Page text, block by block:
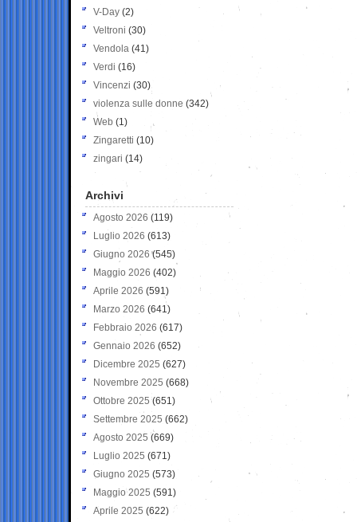
V-Day (2)
Veltroni (30)
Vendola (41)
Verdi (16)
Vincenzi (30)
violenza sulle donne (342)
Web (1)
Zingaretti (10)
zingari (14)
Archivi
Agosto 2026 (119)
Luglio 2026 (613)
Giugno 2026 (545)
Maggio 2026 (402)
Aprile 2026 (591)
Marzo 2026 (641)
Febbraio 2026 (617)
Gennaio 2026 (652)
Dicembre 2025 (627)
Novembre 2025 (668)
Ottobre 2025 (651)
Settembre 2025 (662)
Agosto 2025 (669)
Luglio 2025 (671)
Giugno 2025 (573)
Maggio 2025 (591)
Aprile 2025 (622)